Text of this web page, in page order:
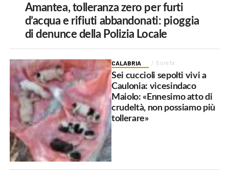
Amantea, tolleranza zero per furti
d’acqua e rifiuti abbandonati: pioggia
di denunce della Polizia Locale
CALABRIA 5 ore fa
Sei cuccioli sepolti vivi a
Caulonia: vicesindaco
Maiolo: «Ennesimo atto di
crudeltà, non possiamo più
tollerare»